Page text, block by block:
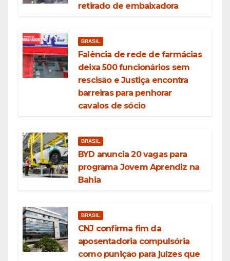
retirado de embaixadora
BRASIL
Falência de rede de farmácias
deixa 500 funcionários sem
rescisão e Justiça encontra
barreiras para penhorar
cavalos de sócio
BRASIL
BYD anuncia 20 vagas para
programa Jovem Aprendiz na
Bahia
BRASIL
CNJ confirma fim da
aposentadoria compulsória
como punição para juízes que